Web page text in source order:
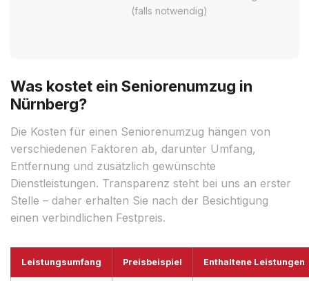
(falls notwendig)
Was kostet ein Seniorenumzug in
Nürnberg?
Die Kosten für einen Seniorenumzug hängen von
verschiedenen Faktoren ab, darunter Umfang,
Entfernung und zusätzlich gewünschte
Dienstleistungen. Transparenz steht bei uns an erster
Stelle – daher erhalten Sie nach der Besichtigung
einen verbindlichen Festpreis.
Leistungsumfang Preisbeispiel Enthaltene Leistungen